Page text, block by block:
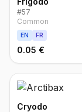
#57
Common
EN FR
0.05 €
Cryodo